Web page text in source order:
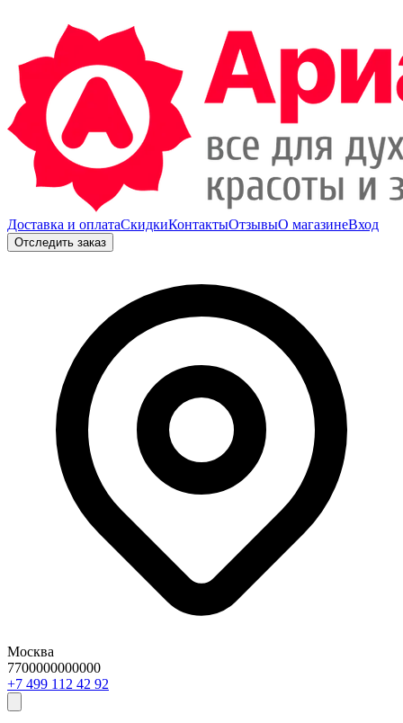
Доставка и оплатаСкидкиКонтактыОтзывыО магазинеВход
Отследить заказ
Москва
7700000000000
29 24 211 994 7+